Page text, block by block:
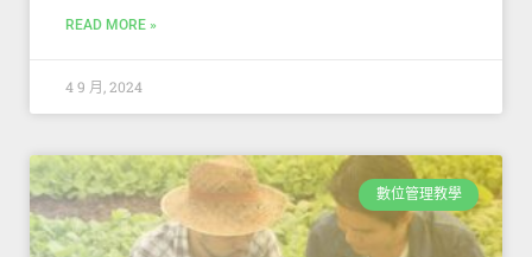
READ MORE »
4 9 月, 2024
數位管理教學